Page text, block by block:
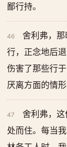
鄙行持。
46
舍利弗，
行，正念地后
伤害了那些行
厌离方面的情形
47
舍利弗，
处而住。每当